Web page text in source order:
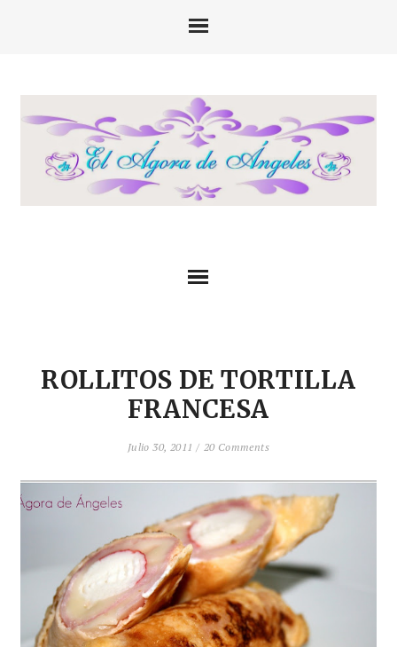
ROLLITOS DE TORTILLA
FRANCESA
Julio 30, 2011 / 20 Comments